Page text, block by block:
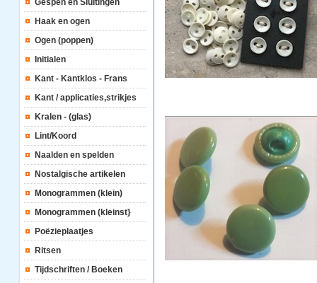
Gespen en Sluitingen
Haak en ogen
Ogen (poppen)
Initialen
Kant - Kantklos - Frans
Kant / applicaties,strikjes
Kralen - (glas)
Lint/Koord
Naalden en spelden
Nostalgische artikelen
Monogrammen (klein)
Monogrammen (kleinst}
Poëzieplaatjes
Ritsen
Tijdschriften / Boeken